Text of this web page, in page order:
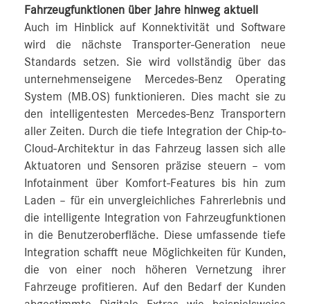
Fahrzeugfunktionen über Jahre hinweg aktuell
Auch im Hinblick auf Konnektivität und Software
wird die nächste Transporter-Generation neue
Standards setzen. Sie wird vollständig über das
unternehmenseigene Mercedes‑Benz Operating
System (MB.OS) funktionieren. Dies macht sie zu
den intelligentesten Mercedes‑Benz Transportern
aller Zeiten. Durch die tiefe Integration der Chip-to-
Cloud-Architektur in das Fahrzeug lassen sich alle
Aktuatoren und Sensoren präzise steuern – vom
Infotainment über Komfort-Features bis hin zum
Laden – für ein unvergleichliches Fahrerlebnis und
die intelligente Integration von Fahrzeugfunktionen
in die Benutzeroberfläche. Diese umfassende tiefe
Integration schafft neue Möglichkeiten für Kunden,
die von einer noch höheren Vernetzung ihrer
Fahrzeuge profitieren. Auf den Bedarf der Kunden